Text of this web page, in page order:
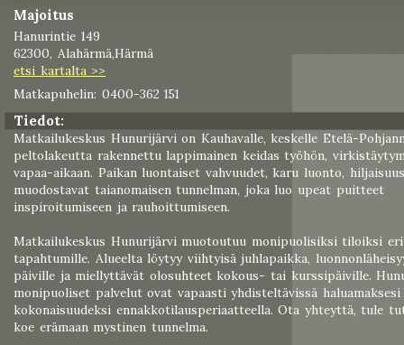
Majoitus
Hanurintie 149
62300, Alahärmä,Härmä
etsi kartalta >>
Matkapuhelin: 0400-362 151
Tiedot:
Matkailukeskus Hunurijärvi on Kauhavalle, keskelle Etelä-
peltolakeutta rakennettu lappimainen keidas työhön,
vapaa-aikaan. Paikan luontaiset vahvuudet, karu luonto,
muodostavat taianomaisen tunnelman, joka luo upeat puitteet
inspiroitumiseen ja rauhoittumiseen.
Matkailukeskus Hunurijärvi muotoutuu monipuolisiksi tiloiksi
tapahtumille. Alueelta löytyy viihtyisä juhlapaikka,
päiville ja miellyttävät olosuhteet kokous- tai kurssipäiville.
monipuoliset palvelut ovat vapaasti yhdisteltävissä haluamaksesi
kokonaisuudeksi ennakkotilausperiaatteella. Ota yhteyttä, tule
koe erämaan mystinen tunnelma.